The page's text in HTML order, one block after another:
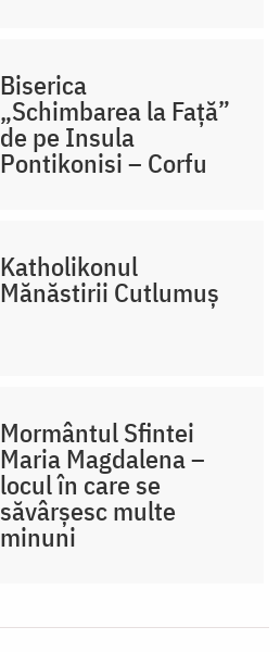
Biserica
„Schimbarea la Față”
de pe Insula
Pontikonisi – Corfu
Katholikonul
Mănăstirii Cutlumuș
Mormântul Sfintei
Maria Magdalena –
locul în care se
săvârșesc multe
minuni